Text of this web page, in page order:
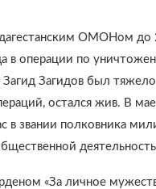
ОМОНом до
в операции по
Загидов был тяжело
остался жив. В
в звании полковника
«За личное